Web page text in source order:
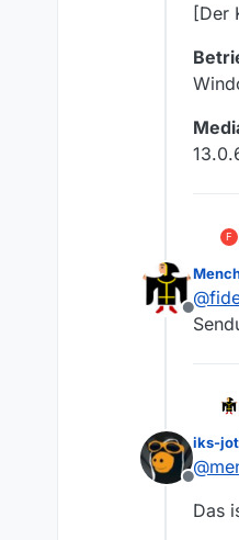
[Der
F
Offline
@
Offline
iks-
@
Das